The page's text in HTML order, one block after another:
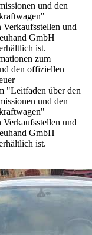
und den
Verkaufsstellen und
GmbH
ist.
zum
den offiziellen
"Leitfaden über den
und den
Verkaufsstellen und
GmbH
ist.